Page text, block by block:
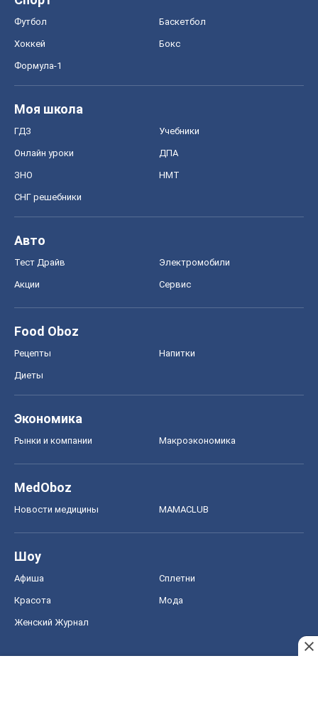
Футбол Баскетбол
Хоккей Бокс
Формула-1
Моя школа
ГДЗ Учебники
Онлайн уроки ДПА
ЗНО НМТ
СНГ решебники
Авто
Тест Драйв Электромобили
Акции Сервис
Food Oboz
Рецепты Напитки
Диеты
Экономика
Рынки и компании Mакроэкономика
MedOboz
Новости медицины MAMACLUB
Шоу
Афиша Сплетни
Красота Мода
Женский Журнал